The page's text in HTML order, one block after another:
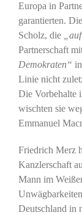
Europa in
garantierten.
Scholz, die
Partnerschaft
Demokraten“
Linie nicht
Die Vorbehalte
wischten sie
Emmanuel
Friedrich Merz
Kanzlerschaft
Mann im
Deutschland in